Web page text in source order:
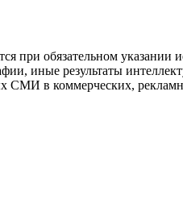
при обязательном указании
иные результаты
СМИ в коммерческих,